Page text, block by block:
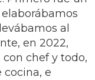
al
en 2022,
chef y todo,
cocina, e